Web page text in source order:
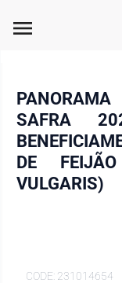
menu
SAFRA
DE
VULGARIS)
CODE: 231014654